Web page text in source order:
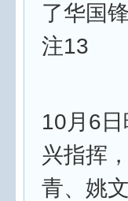
了华国
注13
10月6
兴指挥
青、姚